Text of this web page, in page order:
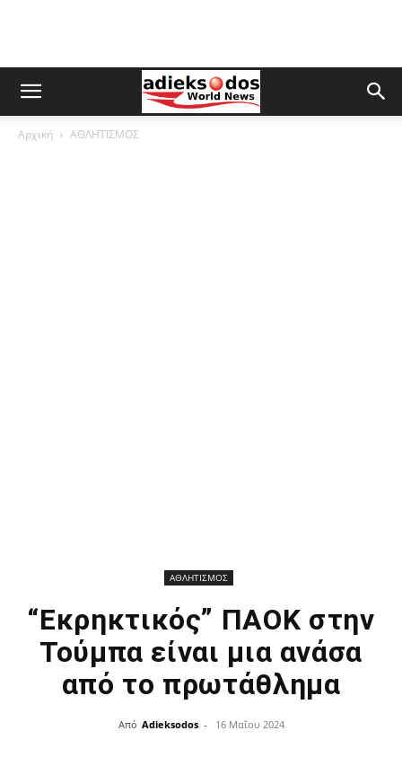
Αρχική ΑΘΛΗΤΙΣΜΟΣ
ΑΘΛΗΤΙΣΜΟΣ
“Εκρηκτικός” ΠΑΟΚ στην
Τούμπα είναι μια ανάσα
από το πρωτάθλημα
Από Adieksodos - 16 Μαΐου 2024